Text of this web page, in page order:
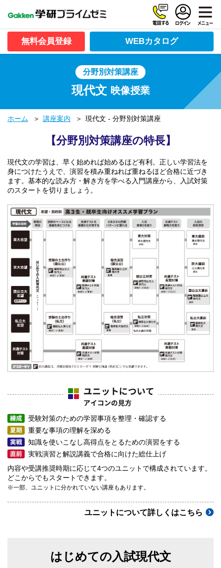
無料会員登録 WEBカタログ
分野別対策講座
現代文 映像授業
ホーム 講座案内 現代文 - 分野別対策講座
【分野別対策講座の特長】
現代文の学習は、早く始めれば始めるほど有利。正しい学習法を
身につけたうえで、演習を積み重ねれば重ねるほど合格に近づき
ます。基本的な読み方・解き方を学べる入門講座から、入試対策
のスタートを切りましょう。
受験対策のための学習事項を整理・確認する
重要な事項の理解を深める
知識を使いこなし高得点をとるための演習をする
実戦演習と解説講義で合格に向けた総仕上げ
内容や受講推奨時期に応じて4つのユニットで構成されています。
どこからでもスタートできます。
※一部、ユニットに分かれていない講座もあります。
ユニットについて詳しくはこちら
はじめての入試現代文